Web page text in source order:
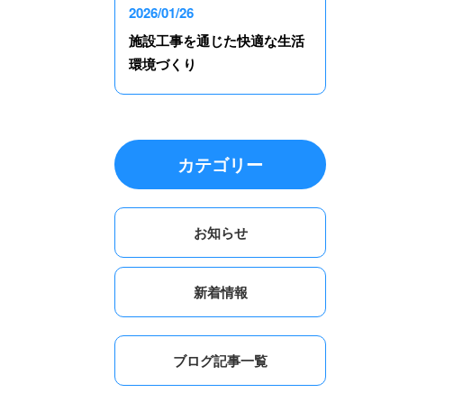
2026/01/26
施設工事を通じた快適な生活
環境づくり
カテゴリー
お知らせ
新着情報
ブログ記事一覧